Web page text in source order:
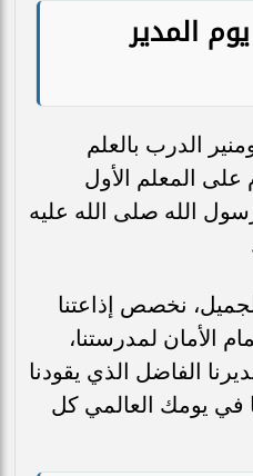
المدير
الدرب بالعلم
على المعلم الأول
الله صلى الله عليه
نخصص إذاعتنا
الأمان لمدرستنا،
الفاضل الذي يقودنا
في يومك العالمي كل